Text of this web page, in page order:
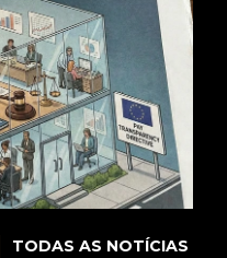
TODAS AS NOTÍCIAS